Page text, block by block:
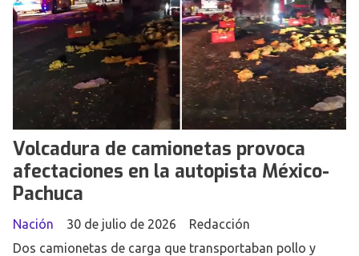
Volcadura de camionetas provoca
afectaciones en la autopista México-
Pachuca
Redacción
Nación
30 de julio de 2026
Dos camionetas de carga que transportaban pollo y